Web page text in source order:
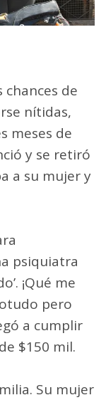
chances de
nítidas,
meses de
y se retiró
a su mujer y
psiquiatra
¡Qué me
pero
a cumplir
$150 mil.
Su mujer